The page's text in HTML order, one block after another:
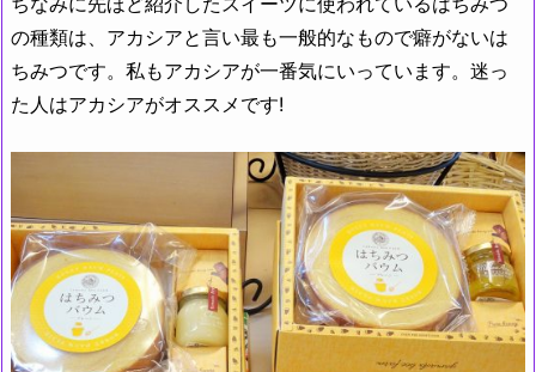
の種類は、アカシアと言い最も一般的なもので癖がないは
ちみつです。私もアカシアが一番気にいっています。迷っ
た人はアカシアがオススメです!